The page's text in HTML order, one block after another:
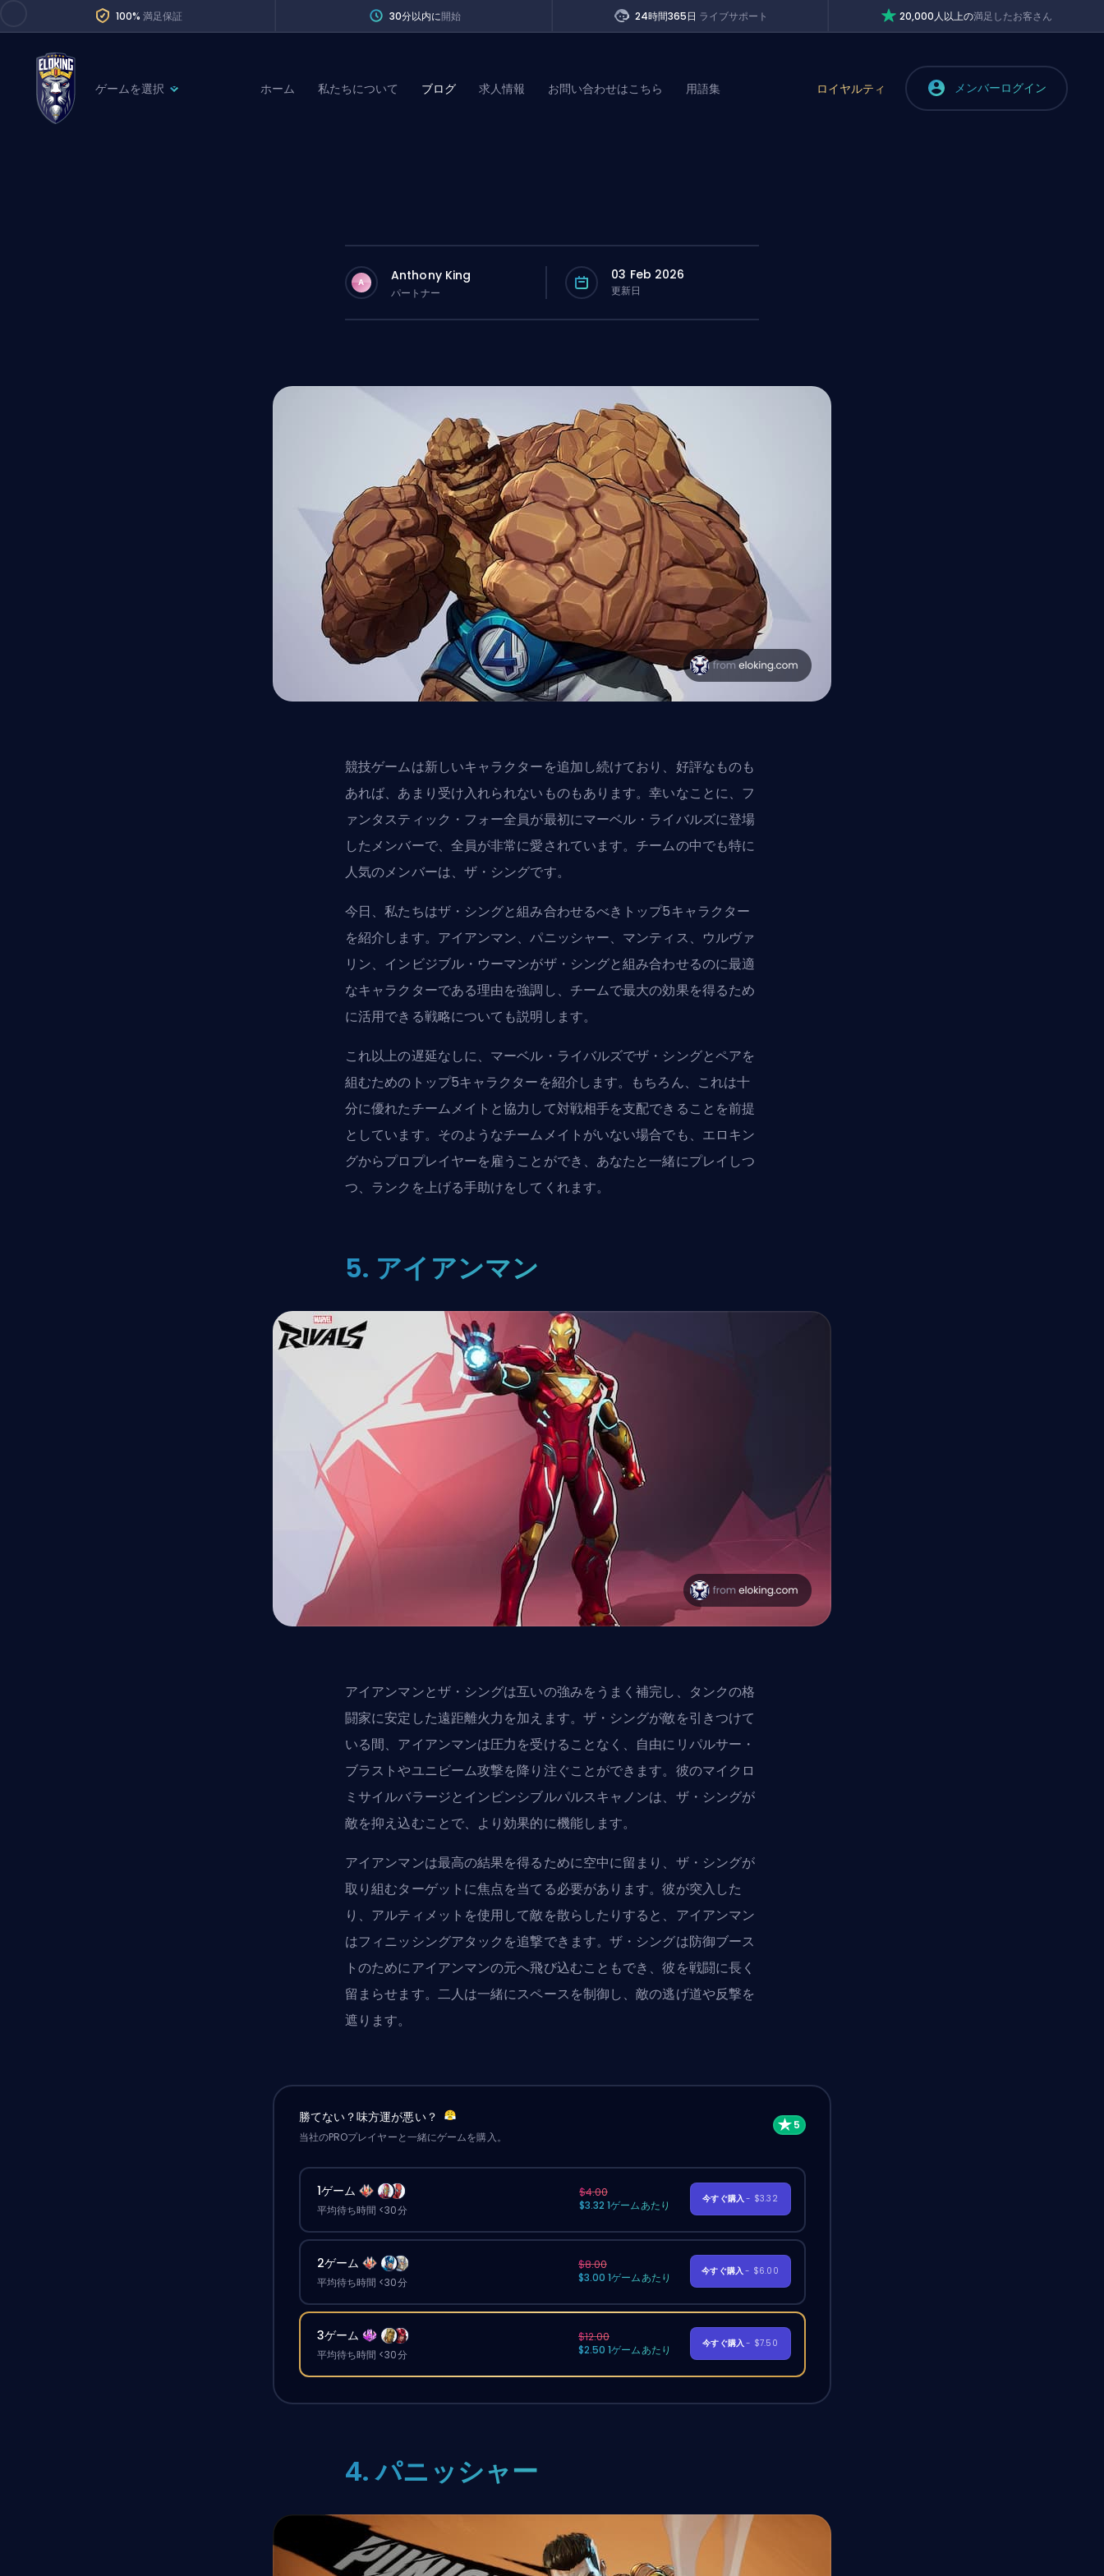
100% 満足保証 30分以内に開始 24時間365日 ライブサポート 20,000人以上の満足したお客さん
ゲームを選択 ホーム 私たちについて ブログ 求人情報 お問い合わせはこちら 用語集 ロイヤルティ メンバーログイン
A Anthony King
パートナー
03 Feb 2026
更新日
競技ゲームは新しいキャラクターを追加し続けており、好評なものも
あれば、あまり受け入れられないものもあります。幸いなことに、 フ
ァンタスティック・フォー全員が最初にマーベル・ライバルズに登場
したメンバーで、全員が非常に愛されています。チームの中でも特に
人気のメンバーは、ザ・シングです。
今日、私たちはザ・シングと組み合わせるべきトップ5キャラクター
を紹介します。アイアンマン、パニッシャー、マンティス、ウルヴァ
リン、インビジブル・ウーマンがザ・シングと組み合わせるのに最適
なキャラクターである理由を強調し、チームで最大の効果を得るため
に活用できる戦略についても説明します。
これ以上の遅延なしに、マーベル・ライバルズでザ・シングとペアを
組むためのトップ5キャラクターを紹介します。もちろん、これは十
分に優れたチームメイトと協力して対戦相手を支配できることを前提
としています。そのようなチームメイトがいない場合でも、 エロキン
グからプロプレイヤーを雇う ことができ、あなたと一緒にプレイしつ
つ、ランクを上げる手助けをしてくれます。
5. アイアンマン
アイアンマンとザ・シングは互いの強みをうまく補完し、タンクの格
闘家に安定した遠距離火力を加えます。ザ・シングが敵を引きつけて
いる間、アイアンマンは圧力を受けることなく、自由にリパルサー・
ブラストやユニビーム攻撃を降り注ぐことができます。彼のマイクロ
ミサイルバラージとインビンシブルパルスキャノンは、ザ・シングが
敵を抑え込むことで、より効果的に機能します。
アイアンマンは最高の結果を得るために空中に留まり、ザ・シングが
取り組むターゲットに焦点を当てる必要があります。彼が突入した
り、アルティメットを使用して敵を散らしたりすると、アイアンマン
はフィニッシングアタックを追撃できます。ザ・シングは防御ブース
トのためにアイアンマンの元へ飛び込むこともでき、彼を戦闘に長く
留まらせます。二人は一緒にスペースを制御し、敵の逃げ道や反撃を
遮ります。
勝てない？味方運が悪い？
当社のPROプレイヤーと一緒にゲームを購入。
1ゲーム
平均待ち時間 <30分
$4.00
$3.32 1ゲームあたり
今すぐ購入- $3.32
2ゲーム
平均待ち時間 <30分
$8.00
$3.00 1ゲームあたり
今すぐ購入- $6.00
3ゲーム
平均待ち時間 <30分
$12.00
$2.50 1ゲームあたり
今すぐ購入- $7.50
4. パニッシャー